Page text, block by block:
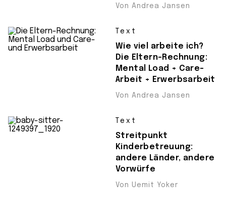
Von Andrea Jansen
Text
Wie viel arbeite ich?
Die Eltern-Rechnung:
Mental Load + Care-
Arbeit + Erwerbsarbeit
Von Andrea Jansen
Text
Streitpunkt
Kinderbetreuung:
andere Länder, andere
Vorwürfe
Von Uemit Yoker